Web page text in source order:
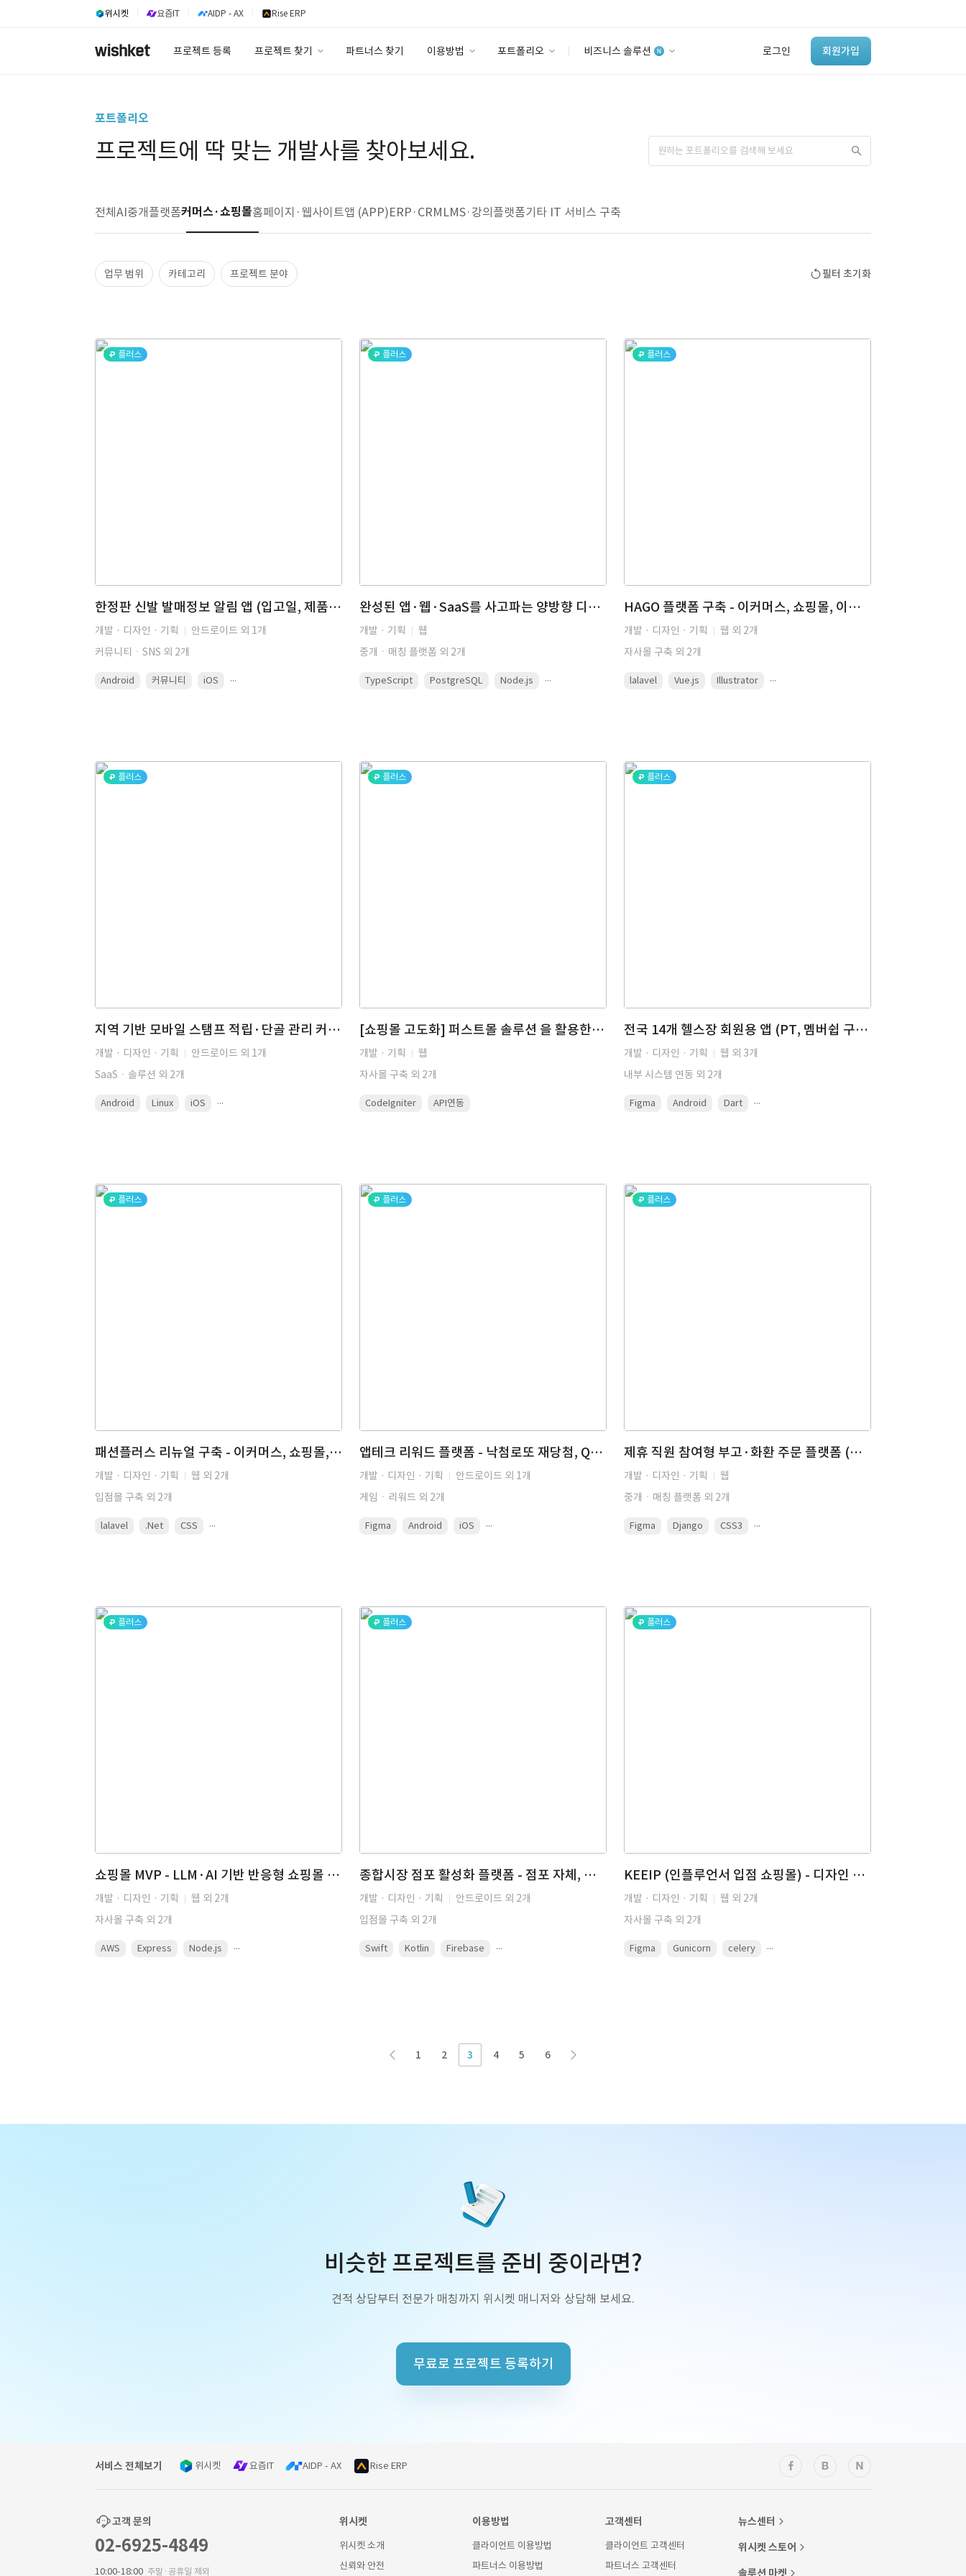
위시켓 요즘IT AIDP - AX Rise ERP
프로젝트 등록 프로젝트 찾기 파트너스 찾기 이용방법 포트폴리오 비즈니스 솔루션 로그인 회원가입
고객센터
개발 회사 있어?
포트폴리오
프로젝트에 딱 맞는 개발사를 찾아보세요.
전체 AI중개플랫폼커머스·쇼핑몰홈페이지·웹사이트앱 (APP)ERP·CRM LMS·강의플랫폼기타 IT 서비스 구축
업무 범위 카테고리 프로젝트 분야 필터 초기화
플러스
한정판 신발 발매정보 알림 앱 (입고일, 제품 상세, 관심도, 인기도, 신상 입고 예정일, 구매처 정보)
개발 · 디자인 · 기획
안드로이드 외 1개
커뮤니티ㆍSNS 외 2개
Android 커뮤니티 iOS ...
플러스
완성된 앱·웹·SaaS를 사고파는 양방향 디지털 마켓플레이스
개발 · 기획
웹
중개ㆍ매칭 플랫폼 외 2개
TypeScript PostgreSQL Node.js ...
플러스
HAGO 플랫폼 구축 - 이커머스, 쇼핑몰, 이커머스 솔루션, 패션의류 브랜드, 디자인 강조, 펀딩, 큐레이션, DB 마이그레이션, 기능 커스터마이징, 19세 이상 인증 기능
개발 · 디자인 · 기획
웹 외 2개
자사몰 구축 외 2개
lalavel Vue.js Illustrator ...
플러스
지역 기반 모바일 스탬프 적립·단골 관리 커머스 플랫폼 개발 (로컬 상권 · 위치 기반 · 멤버십 서비스)
개발 · 디자인 · 기획
안드로이드 외 1개
SaaSㆍ솔루션 외 2개
Android Linux iOS ...
플러스
[쇼핑몰 고도화] 퍼스트몰 솔루션 을 활용한 전자부품 몰 기능 개선 및 인덱싱 기능 추가 커스터마이징 (관리자 기능 개선, 사용자 기능 커스터마이징, 대용량 상품정보 인덱싱 등)
개발 · 기획
웹
자사몰 구축 외 2개
CodeIgniter API연동
플러스
전국 14개 헬스장 회원용 앱 (PT, 멤버쉽 구매, 예약, QR입장, 출결 관리, 구독 결제) - "White gym"
개발 · 디자인 · 기획
웹 외 3개
내부 시스템 연동 외 2개
Figma Android Dart ...
플러스
패션플러스 리뉴얼 구축 - 이커머스, 쇼핑몰, 디자인 리뉴얼, 패션의류 쇼핑몰, 외부 제휴몰 연동, 판매채널 확대, 모바일 쇼핑몰, 하이브리드 앱, 이커머스 솔루션, 입점형 플랫
개발 · 디자인 · 기획
웹 외 2개
입점몰 구축 외 2개
lalavel .Net CSS ...
플러스
앱테크 리워드 플랫폼 - 낙첨로또 재당첨, QR스캔, 뉴스보고 조합받기, 적립 리워드 쇼핑몰 구매
개발 · 디자인 · 기획
안드로이드 외 1개
게임ㆍ리워드 외 2개
Figma Android iOS ...
플러스
제휴 직원 참여형 부고·화환 주문 플랫폼 (장례, 근조화환 고객, 상품, 주문, 결제 관리, 부고장 작성, 알림톡, Admin)
개발 · 디자인 · 기획
웹
중개ㆍ매칭 플랫폼 외 2개
Figma Django CSS3 ...
플러스
쇼핑몰 MVP - LLM·AI 기반 반응형 쇼핑몰 MVP 개발 (Next.js, Prisma, Toss 결제)
개발 · 디자인 · 기획
웹 외 2개
자사몰 구축 외 2개
AWS Express Node.js ...
플러스
종합시장 점포 활성화 플랫폼 - 점포 자체, 상인회 공동 이벤트, 친구 추천, 무료 배송 서비스를 통한 종합시장 점포 활성화
개발 · 디자인 · 기획
안드로이드 외 2개
입점몰 구축 외 2개
Swift Kotlin Firebase ...
플러스
KEEIP (인플루언서 입점 쇼핑몰) - 디자인 리뉴얼, 쇼핑몰, 이커머스, 입점몰, 인플루언서 샵, WMS 연동, 모바일 커머스, 이커머스 솔루션
개발 · 디자인 · 기획
웹 외 2개
자사몰 구축 외 2개
Figma Gunicorn celery ...
1 2 3 4 5 6
비슷한 프로젝트를 준비 중이라면?
견적 상담부터 전문가 매칭까지 위시켓 매니저와 상담해 보세요.
무료로 프로젝트 등록하기
서비스 전체보기 위시켓 요즘IT AIDP - AX Rise ERP
고객 문의
02-6925-4849
10:00-18:00 주말·공휴일 제외
위시켓
위시켓 소개
신뢰와 안전
이용방법
클라이언트 이용방법
파트너스 이용방법
고객센터
클라이언트 고객센터
파트너스 고객센터
뉴스센터
위시켓 스토어
솔루션 마켓